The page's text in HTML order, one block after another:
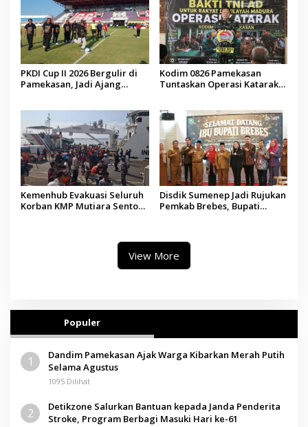
PKDI Cup II 2026 Bergulir di
Pamekasan, Jadi Ajang
Kodim 0826 Pamekasan
Tuntaskan Operasi Katarak
Kemenhub Evakuasi Seluruh
Korban KMP Mutiara Sentosa
Disdik Sumenep Jadi Rujukan
Pemkab Brebes, Bupati
View More
Populer
1
Dandim Pamekasan Ajak Warga Kibarkan Merah Putih
Selama Agustus
1095 Dilihat
2
Detikzone Salurkan Bantuan kepada Janda Penderita
Stroke, Program Berbagi Masuki Hari ke-61